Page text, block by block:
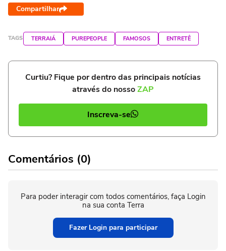
Compartilhar
TAGS TERRAIÁ PUREPEOPLE FAMOSOS ENTRETÊ
Curtiu? Fique por dentro das principais notícias
através do nossoZAP
Inscreva-se
Comentários (0)
Para poder interagir com todos comentários, faça Login
na sua conta Terra
Fazer Login para participar